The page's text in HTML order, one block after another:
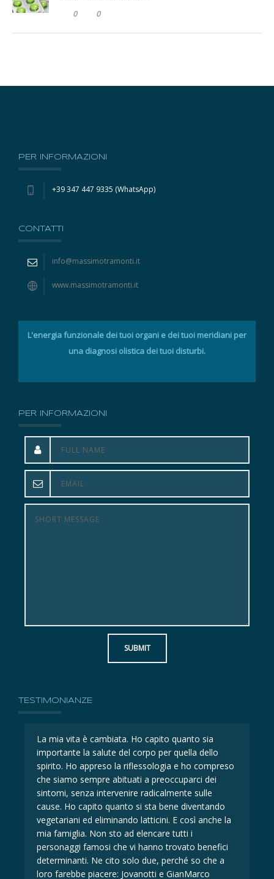
0 0
PER INFORMAZIONI
+39 347 447 9335 (WhatsApp)
CONTATTI
info@massimotramonti.it
www.massimotramonti.it
L'energia funzionale dei tuoi organi e dei tuoi meridiani per
una diagnosi olistica dei tuoi disturbi.
PER INFORMAZIONI
SUBMIT
TESTIMONIANZE
La mia vita è cambiata. Ho capito quanto sia
importante la salute del corpo per quella dello
spirito. Ho appreso la riflessologia e ho compreso
che siamo sempre abituati a preoccuparci dei
sintomi, senza intervenire radicalmente sulle
cause. Ho capito quanto si sta bene diventando
vegetariani ed eliminando latticini. E così anche la
mia famiglia. Non sto ad elencare tutti i
personaggi famosi che vi hanno trovato benefici
determinanti. Ne cito solo due, perché so che a
loro farebbe piacere: Jovanotti e GianMarco